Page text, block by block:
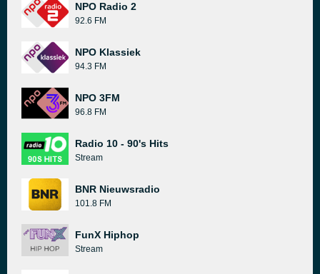
NPO Radio 2
92.6 FM
NPO Klassiek
94.3 FM
NPO 3FM
96.8 FM
Radio 10 - 90's Hits
Stream
BNR Nieuwsradio
101.8 FM
FunX Hiphop
Stream